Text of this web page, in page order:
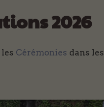
2026
Cérémonies dans les